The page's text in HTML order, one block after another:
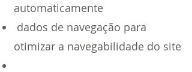
automaticamente
dados de navegação para
otimizar a navegabilidade do site